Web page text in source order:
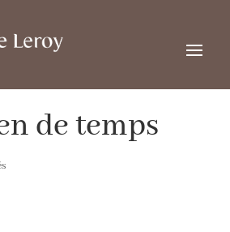
de temps